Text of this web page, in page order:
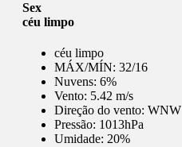
Sex
céu limpo
céu limpo
MÁX/MÍN: 32/16
Nuvens: 6%
Vento: 5.42 m/s
Direção do vento: WNW
Pressão: 1013hPa
Umidade: 20%